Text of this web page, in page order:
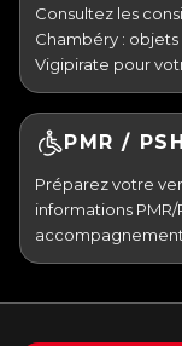
Consultez les
Chambéry :
Vigipirate pour
PMR / PSH
Préparez votre
informations